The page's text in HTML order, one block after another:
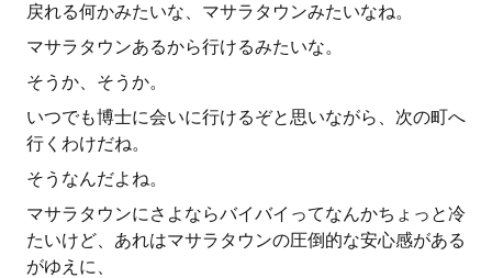
戻れる何かみたいな、マサラタウンみたいなね。
マサラタウンあるから行けるみたいな。
そうか、そうか。
いつでも博士に会いに行けるぞと思いながら、次の町へ
行くわけだね。
そうなんだよね。
マサラタウンにさよならバイバイってなんかちょっと冷
たいけど、あれはマサラタウンの圧倒的な安心感がある
がゆえに、